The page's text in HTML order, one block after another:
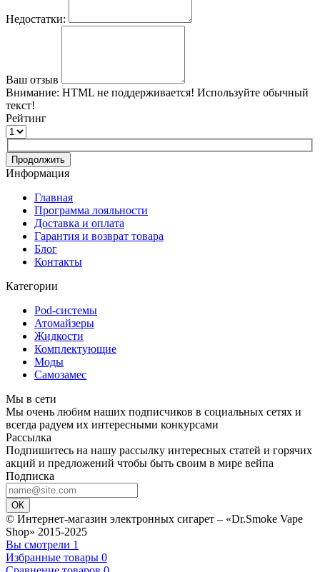
Недостатки:
Ваш отзыв
Внимание: HTML не поддерживается! Используйте обычный
текст!
Рейтинг
Продолжить
Информация
Главная
Программа лояльности
Доставка и оплата
Гарантия и возврат товара
Блог
Контакты
Категории
Pod-системы
Атомайзеры
Жидкости
Комплектующие
Моды
Самозамес
Мы в сети
Мы очень любим наших подписчиков в социальных сетях и
всегда радуем их интересными конкурсами
Рассылка
Подпишитесь на нашу рассылку интересных статей и горячих
акций и предложений чтобы быть своим в мире вейпа
Подписка
ОК
© Интернет-магазин электронных сигарет – «Dr.Smoke Vape
Shop» 2015-2025
Вы смотрели 1
Избранные товары 0